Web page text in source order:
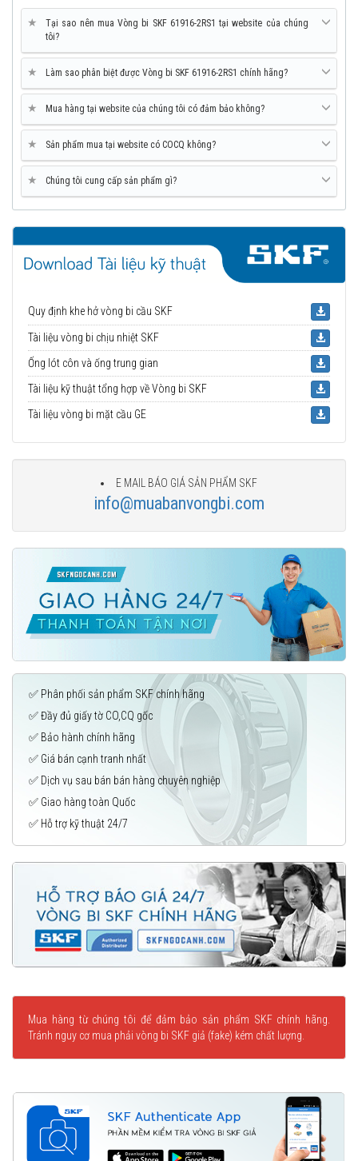
★
Tại sao nên mua Vòng bi SKF 61916-2RS1 tại website của chúng
tôi?
★ Làm sao phân biệt được Vòng bi SKF 61916-2RS1 chính hãng?
★ Mua hàng tại website của chúng tôi có đảm bảo không?
★ Sản phẩm mua tại website có COCQ không?
★ Chúng tôi cung cấp sản phẩm gì?
Quy định khe hở vòng bi cầu SKF
Tài liệu vòng bi chịu nhiệt SKF
Ống lót côn và ống trung gian
Tài liệu kỹ thuật tổng hợp về Vòng bi SKF
Tài liệu vòng bi mặt cầu GE
E MAIL BÁO GIÁ SẢN PHẨM SKF
info@muabanvongbi.com
✅ Phân phối sản phẩm SKF chính hãng
✅ Đầy đủ giấy tờ CO,CQ gốc
✅ Bảo hành chính hãng
✅ Giá bán cạnh tranh nhất
✅ Dịch vụ sau bán bán hàng chuyên nghiệp
✅ Giao hàng toàn Quốc
✅ Hỗ trợ kỹ thuật 24/7
Mua hàng từ chúng tôi để đảm bảo sản phẩm SKF chính hãng.
Tránh nguy cơ mua phải vòng bi SKF giả (fake) kém chất lượng.